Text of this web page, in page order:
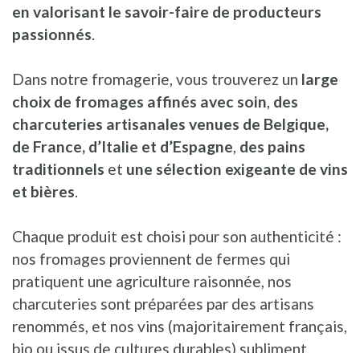
en valorisant le savoir-faire de producteurs
passionnés.
Dans notre fromagerie, vous trouverez un large
choix de fromages affinés avec soin, des
charcuteries artisanales venues de Belgique,
de France, d’Italie et d’Espagne, des pains
traditionnels et une sélection exigeante de vins
et bières.
Chaque produit est choisi pour son authenticité :
nos fromages proviennent de fermes qui
pratiquent une agriculture raisonnée, nos
charcuteries sont préparées par des artisans
renommés, et nos vins (majoritairement français,
bio ou issus de cultures durables) subliment